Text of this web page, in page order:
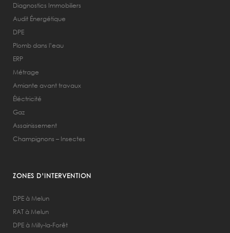
Diagnostics Immobiliers
Audit Énergétique
DPE
Plomb dans l’eau
ERP
Métrage
Amiante avant travaux
Éléctricité
Gaz
Assainissement
Champignons – Insectes
ZONES D’INTERVENTION
DPE à Melun
RAT à Melun
DPE à Milly-la-Forêt